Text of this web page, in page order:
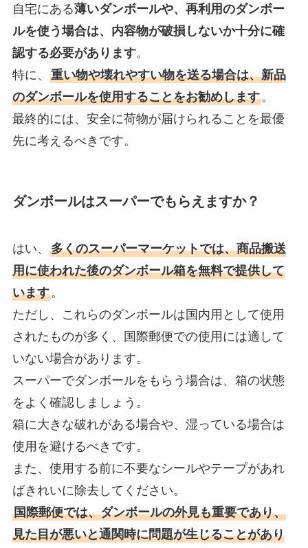
自宅にある薄いダンボールや、再利用のダンボー
ルを使う場合は、内容物が破損しないか十分に確
認する必要があります。
特に、 重い物や壊れやすい物を送る場合は、新品
のダンボールを使用することをお勧めします。
最終的には、安全に荷物が届けられることを最優
先に考えるべきです。
ダンボールはスーパーでもらえますか？
はい、 多くのスーパーマーケットでは、商品搬送
用に使われた後のダンボール箱を無料で提供して
います。
ただし、これらのダンボールは国内用として使用
されたものが多く、国際郵便での使用には適して
いない場合があります。
スーパーでダンボールをもらう場合は、箱の状態
をよく確認しましょう。
箱に大きな破れがある場合や、湿っている場合は
使用を避けるべきです。
また、使用する前に不要なシールやテープがあれ
ばきれいに除去してください。
国際郵便では、ダンボールの外見も重要であり、
見た目が悪いと通関時に問題が生じることがあり